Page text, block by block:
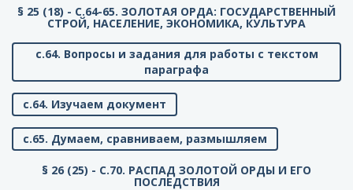
§ 25 (18) - C.64-65. ЗОЛОТАЯ ОРДА: ГОСУДАРСТВЕННЫЙ
СТРОЙ, НАСЕЛЕНИЕ, ЭКОНОМИКА, КУЛЬТУРА
с.64. Вопросы и задания для работы с текстом
параграфа
с.64. Изучаем документ
с.65. Думаем, сравниваем, размышляем
§ 26 (25) - C.70. РАСПАД ЗОЛОТОЙ ОРДЫ И ЕГО
ПОСЛЕДСТВИЯ